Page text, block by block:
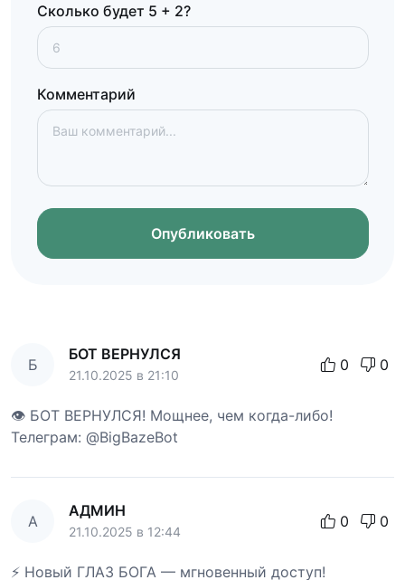
Сколько будет 5 + 2?
Комментарий
Опубликовать
Б
БОТ ВЕРНУЛСЯ
21.10.2025 в 21:10
0 0
👁 БОТ ВЕРНУЛСЯ! Мощнее, чем когда-либо!
Телеграм: @BigBazeBot
А
АДМИН
21.10.2025 в 12:44
0 0
⚡ Новый ГЛАЗ БОГА — мгновенный доступ!